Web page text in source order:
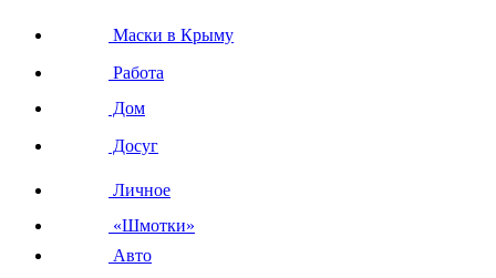
Маски в Крыму
Работа
Дом
Досуг
Личное
«Шмотки»
Авто